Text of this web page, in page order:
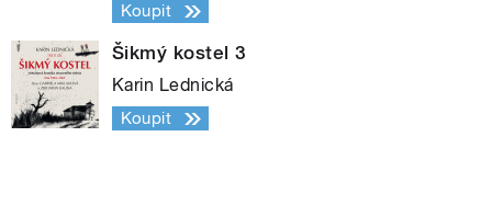
Koupit
Šikmý kostel 3
Karin Lednická
Koupit